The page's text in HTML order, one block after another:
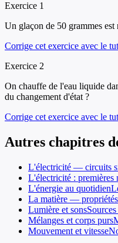
Exercice 1
Un glaçon de 50 grammes
Corrige cet exercice avec le
Exercice 2
On chauffe de l'eau liquide
du changement d'état ?
Corrige cet exercice avec le
Autres chapitres
L'électricité — circuits
L'électricité : premières
L'énergie au quotidien
La matière — propriétés
Lumière et sons
Mélanges et corps purs
Mouvement et vitesse